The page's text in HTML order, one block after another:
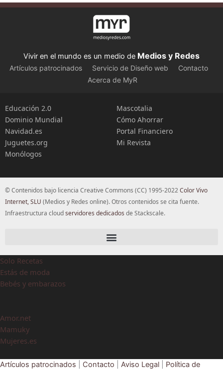
Vivir en el mundo es un medio de Medios y Redes
Artículos patrocinados Servicio de Diseño web
Contacto
Acerca de MyR
Educación 2.0
Dominio Mundial
Navidad.es
Juguetes.org
Monólogos
Mascotalia
Cómo Ahorrar
Portal Financiero
Mi Revista
© Contenidos bajo licencia Creative Commons (CC) 1995-2022Color Vivo
Internet, SLU (Medios y Redes online). Otros contenidos se cita fuente.
Infraestructura cloudservidores dedicados de Stackscale.
Solo Recetas
Estás de moda
Bebés y embarazos
Amor.net
Mamuky
Mujeres.es
Artículos patrocinados Contacto Aviso Legal Política de